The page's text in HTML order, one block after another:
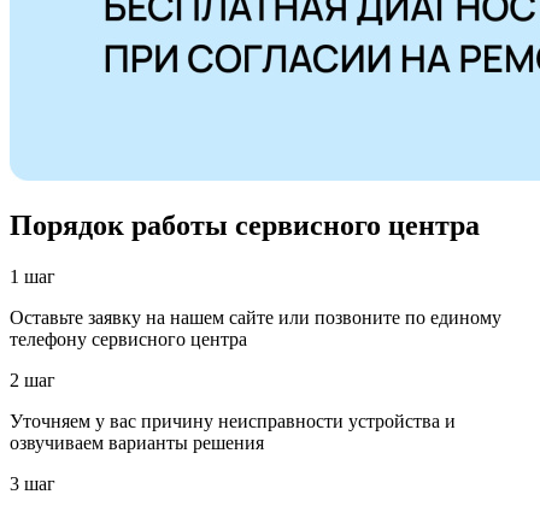
Порядок работы сервисного центра
1 шаг
Оставьте заявку на нашем сайте или позвоните по единому
телефону сервисного центра
2 шаг
Уточняем у вас причину неисправности устройства и
озвучиваем варианты решения
3 шаг